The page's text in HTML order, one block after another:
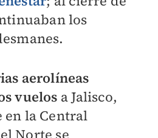
los
aerolíneas
vuelos a Jalisco,
en la Central